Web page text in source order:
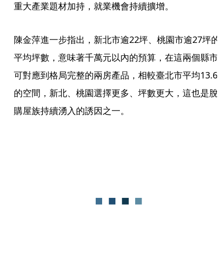
重大產業題材加持，就業機會持續擴增。
陳金萍進一步指出，新北市逾22坪、桃園市逾27坪的
平均坪數，意味著千萬元以內的預算，在這兩個縣市
可對應到格局完整的兩房產品，相較臺北市平均13.6
的空間，新北、桃園選擇更多、坪數更大，這也是脫
購屋族持續湧入的誘因之一。